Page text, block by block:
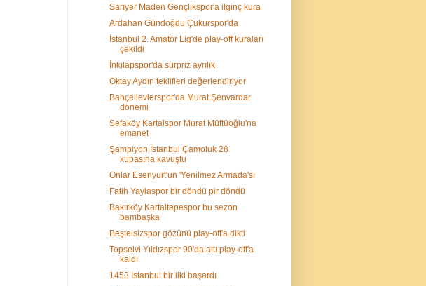
Sarıyer Maden Gençlikspor'a ilginç kura
Ardahan Gündoğdu Çukurspor'da
İstanbul 2. Amatör Lig'de play-off kuraları
çekildi
İnkılapspor'da sürpriz ayrılık
Oktay Aydın teklifleri değerlendiriyor
Bahçelievlerspor'da Murat Şenvardar
dönemi
Sefaköy Kartalspor Murat Müftüoğlu'na
emanet
Şampiyon İstanbul Çamoluk 28
kupasına kavuştu
Onlar Esenyurt'un 'Yenilmez Armada'sı
Fatih Yaylaspor bir döndü pir döndü
Bakırköy Kartaltepespor bu sezon
bambaşka
Beştelsizspor gözünü play-off'a dikti
Topselvi Yıldızspor 90'da attı play-off'a
kaldı
1453 İstanbul bir ilki başardı